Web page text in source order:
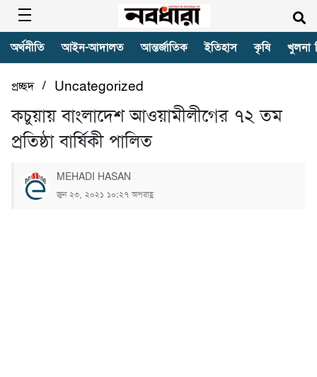
অর্থনীতি আইন-আদালত আন্তর্জাতিক ইতিহাস কৃষি খুলনা
প্রচ্ছদ/ Uncategorized
কচুয়ায় বাংলাদেশ আওয়ামীলীগের ৭২ তম
প্রতিষ্ঠা বার্ষিকী পালিত
MEHADI HASAN
জুন ২৩, ২০২১ ১০:২৭ অপরাহ্ণ